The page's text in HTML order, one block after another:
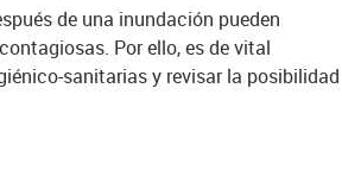
de una inundación pueden
Por ello, es de vital
sanitarias y revisar la posibilidad